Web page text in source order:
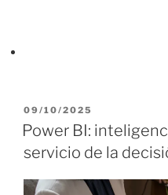
P
U
B
L
C
09/10/2025
Power BI:
servicio de la